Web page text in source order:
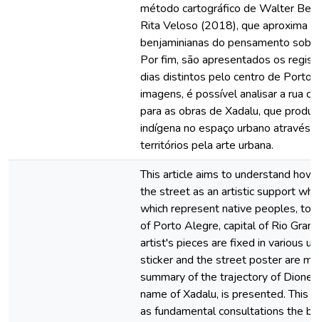
método cartográfico de Walter
Rita Veloso (2018), que aproxima
benjaminianas do pensamento
Por fim, são apresentados os
dias distintos pelo centro de Porto
imagens, é possível analisar a rua
para as obras de Xadalu, que
indígena no espaço urbano através
territórios pela arte urbana.
This article aims to understand
the street as an artistic support
which represent native peoples, to
of Porto Alegre, capital of Rio
artist's pieces are fixed in various
sticker and the street poster are
summary of the trajectory of Dione
name of Xadalu, is presented. This
as fundamental consultations the